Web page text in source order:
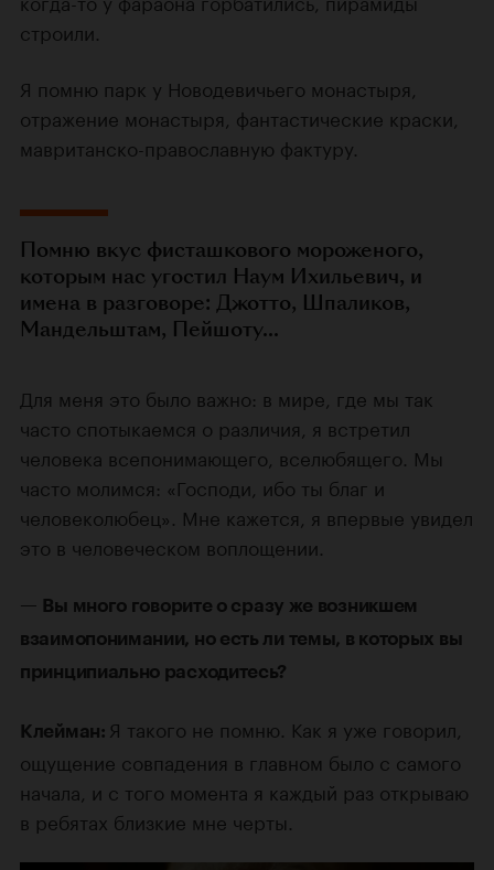
строили.
Я помню парк у Новодевичьего монастыря,
отражение монастыря, фантастические краски,
мавританско-православную фактуру.
Помню вкус фисташкового мороженого,
которым нас угостил Наум Ихильевич, и
имена в разговоре: Джотто, Шпаликов,
Мандельштам, Пейшоту...
Для меня это было важно: в мире, где мы так
часто спотыкаемся о различия, я встретил
человека всепонимающего, вселюбящего. Мы
часто молимся: «Господи, ибо ты благ и
человеколюбец». Мне кажется, я впервые увидел
это в человеческом воплощении.
— Вы много говорите о сразу же возникшем
взаимопонимании, но есть ли темы, в которых вы
принципиально расходитесь?
Клейман: Я такого не помню. Как я уже говорил,
ощущение совпадения в главном было с самого
начала, и с того момента я каждый раз открываю
в ребятах близкие мне черты.